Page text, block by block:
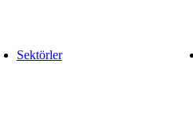
Sektörler